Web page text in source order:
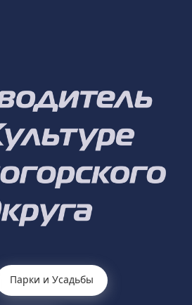
Парки и Усадьбы